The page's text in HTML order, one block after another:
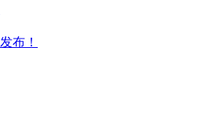
布！